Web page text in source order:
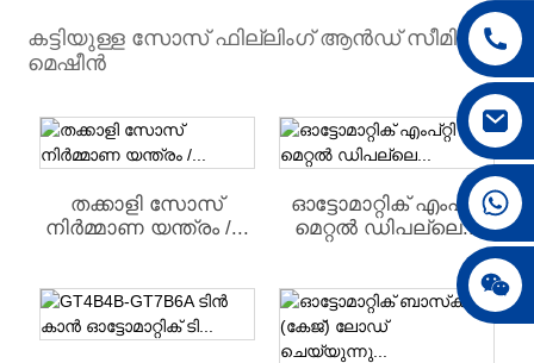
+86 18042297890
കട്ടിയുള്ള സോസ് ഫില്ലിംഗ് ആൻഡ് സീമിംഗ്
മെഷീൻ
തക്കാളി സോസ്
നിർമ്മാണ യന്ത്രം /...
ഓട്ടോമാറ്റിക് എംപ്റ്റി
മെറ്റൽ ഡിപല്ലെ...